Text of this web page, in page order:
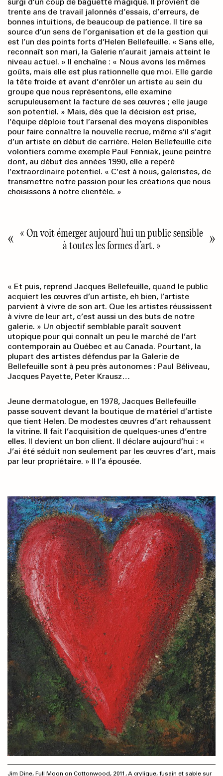
trente ans de travail jalonnés d’essais, d’erreurs, de
bonnes intuitions, de beaucoup de patience. Il tire sa
source d’un sens de l’organisation et de la gestion qui
est l’un des points forts d’Helen Bellefeuille. « Sans elle,
reconnaît son mari, la Galerie n’aurait jamais atteint le
niveau actuel. » Il enchaîne : « Nous avons les mêmes
goûts, mais elle est plus rationnelle que moi. Elle garde
la tête froide et avant d’enrôler un artiste au sein du
groupe que nous représentons, elle examine
scrupuleusement la facture de ses œuvres ; elle jauge
son potentiel. » Mais, dès que la décision est prise,
l’équipe déploie tout l’arsenal des moyens disponibles
pour faire connaître la nouvelle recrue, même s’il s’agit
d’un artiste en début de carrière. Helen Bellefeuille cite
volontiers comme exemple Paul Fenniak, jeune peintre
dont, au début des années 1990, elle a repéré
l’extraordinaire potentiel. « C’est à nous, galeristes, de
transmettre notre passion pour les créations que nous
choisissons à notre clientèle. »
« On voit émerger aujourd’hui un public sensible
à toutes les formes d’art. »
« Et puis, reprend Jacques Bellefeuille, quand le public
acquiert les œuvres d’un artiste, eh bien, l’artiste
parvient à vivre de son art. Que les artistes réussissent
à vivre de leur art, c’est aussi un des buts de notre
galerie. » Un objectif semblable paraît souvent
utopique pour qui connaît un peu le marché de l’art
contemporain au Québec et au Canada. Pourtant, la
plupart des artistes défendus par la Galerie de
Bellefeuille sont à peu près autonomes : Paul Béliveau,
Jacques Payette, Peter Krausz…
Jeune dermatologue, en 1978, Jacques Bellefeuille
passe souvent devant la boutique de matériel d’artiste
que tient Helen. De modestes œuvres d’art rehaussent
la vitrine. Il fait l’acquisition de quelques-unes d’entre
elles. Il devient un bon client. Il déclare aujourd’hui : «
J’ai été séduit non seulement par les œuvres d’art, mais
par leur propriétaire. » Il l’a épousée.
Jim Dine, Full Moon on Cottonwood, 2011, A crylique, fusain et sable sur